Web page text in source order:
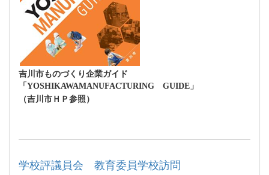
吉川市ものづくり企業ガイド
「YOSHIKAWAMANUFACTURING GUIDE 」
（吉川市ＨＰ参照）
学校評議員会 教育委員学校訪問